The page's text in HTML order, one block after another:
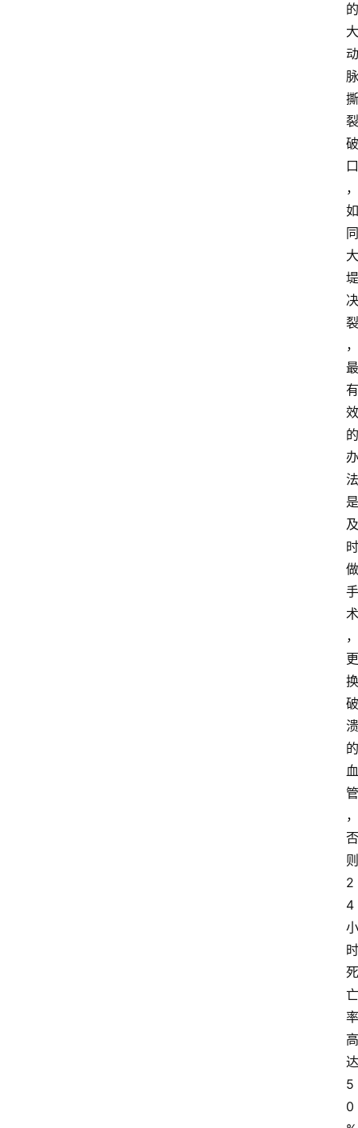
的
大
动
脉
撕
裂
破
口
，
如
同
大
堤
决
裂
，
最
有
效
的
办
法
是
及
时
做
手
术
，
更
换
破
溃
的
血
管
，
否
则
2
4
小
时
死
亡
率
高
达
5
0